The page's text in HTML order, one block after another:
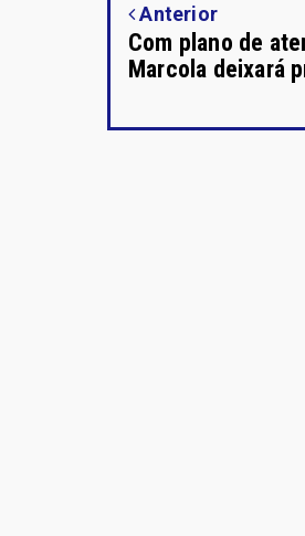
Anterior
Com plano de
Marcola deixará